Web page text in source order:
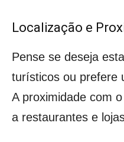
Localização e
Pense se deseja
turísticos ou prefere
A proximidade com
a restaurantes e